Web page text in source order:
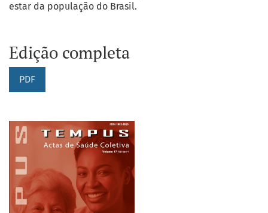
estar da população do Brasil.
Edição completa
PDF